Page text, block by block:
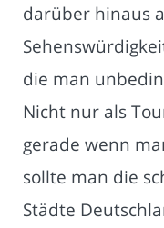
darüber hinaus
die man
Nicht nur als
gerade wenn
sollte man die
Städte